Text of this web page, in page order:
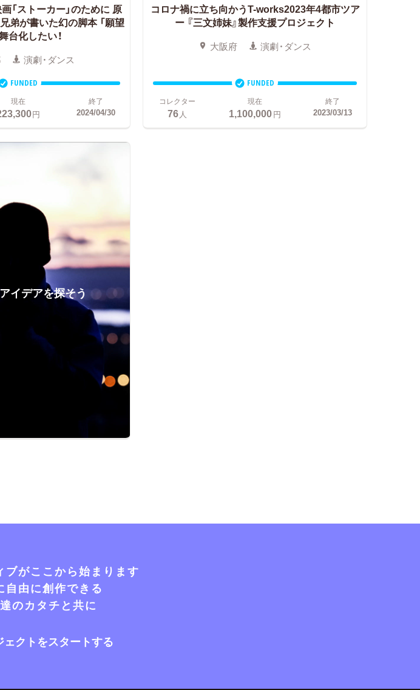
「ストーカー」のために 原
弟が書いた幻の脚本「願望
台化したい！
演劇・ダンス
FUNDED
現在
円
終了
2024/04/30
コロナ禍に立ち向かうT-works2023年4都市ツア
ー 『三文姉妹』製作支援プロジェクト
大阪府 演劇・ダンス
FUNDED
コレクター
76人
現在
1,100,000円
終了
2023/03/13
イデアを探そう
ブがここから始まります
自由に創作できる
のカタチと共に
クトをスタートする